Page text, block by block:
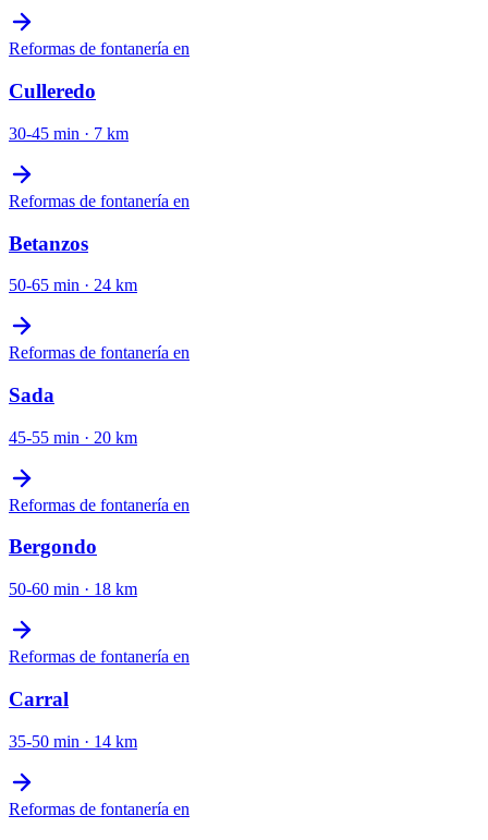
Reformas de fontanería en
Culleredo
30-45 min · 7 km
Reformas de fontanería en
Betanzos
50-65 min · 24 km
Reformas de fontanería en
Sada
45-55 min · 20 km
Reformas de fontanería en
Bergondo
50-60 min · 18 km
Reformas de fontanería en
Carral
35-50 min · 14 km
Reformas de fontanería en